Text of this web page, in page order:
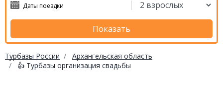
Показать
Турбазы России
Архангельская область
👍 Турбазы организация свадьбы
Красноборский район
Онежский район